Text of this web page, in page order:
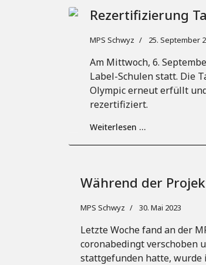
Rezertifizierung
MPS Schwyz 25. September
Am Mittwoch, 6.
Label-Schulen statt. Die
Olympic erneut erfüllt
rezertifiziert.
Weiterlesen …
Während der
MPS Schwyz 30. Mai 2023
Letzte Woche fand an der
coronabedingt verschoben
stattgefunden hatte, wurde